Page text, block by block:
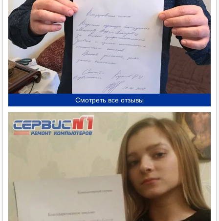
Смотреть все отзывы